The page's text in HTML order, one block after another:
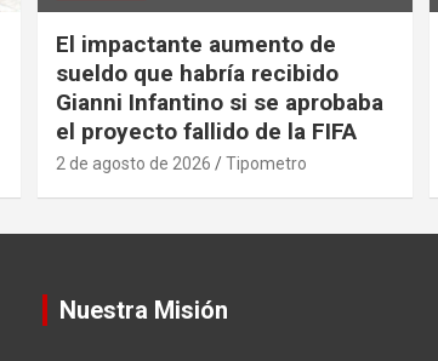
El impactante aumento de
sueldo que habría recibido
Gianni Infantino si se aprobaba
el proyecto fallido de la FIFA
2 de agosto de 2026 Tipometro
Nuestra Misión